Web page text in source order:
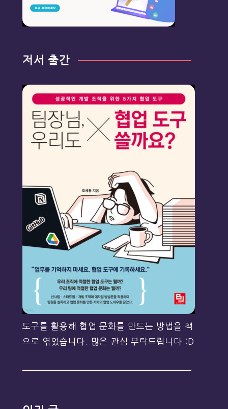
저서 출간
도구를 활용해 협업 문화를 만드는 방법을 책
으로 엮었습니다. 많은 관심 부탁드립니다 :D